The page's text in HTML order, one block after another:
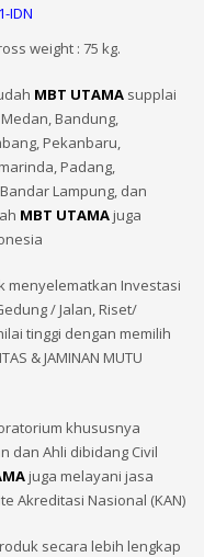
IDN
weight : 75 kg.
MBT UTAMA supplai
Bandung,
Pekanbaru,
Padang,
Lampung, dan
MBT UTAMAjuga
menyelematkan Investasi
/ Jalan, Riset/
tinggi dengan memilih
& JAMINAN MUTU
khususnya
dan Ahli dibidang Civil
juga melayani jasa
Akreditasi Nasional (KAN)
secara lebih lengkap